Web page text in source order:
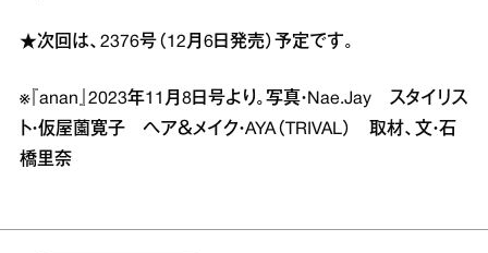
★次回は、2376号（12月6日発売）予定です。
※『anan』2023年11月8日号より。写真・Nae.Jay スタイリス
ト・仮屋薗寛子 ヘア＆メイク・AYA（TRIVAL） 取材、文・石
橋里奈